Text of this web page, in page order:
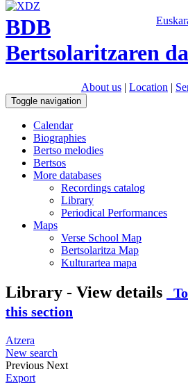
BDB
Bertsolaritzaren
About us | Location |
Toggle navigation
Calendar
Biographies
Bertso melodies
Bertsos
More databases
Recordings catalog
Library
Periodical Performances
Maps
Verse School Map
Bertsolaritza Map
Kulturartea mapa
Library - View details
this section
Atzera
New search
Previous Next
Export